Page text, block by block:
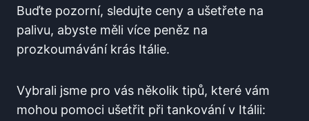
Buďte pozorní, sledujte ceny a ušetřete na
palivu, abyste měli⁢ více peněz na
prozkoumávání krás Itálie.
Vybrali jsme pro vás několik tipů, které vám
mohou pomoci ušetřit při‍ tankování v Itálii: